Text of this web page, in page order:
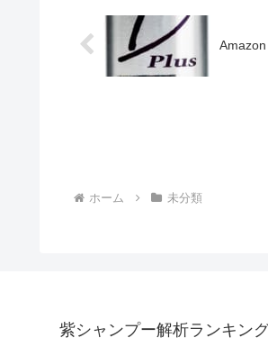
ホーム 未分類
紫シャンプー解析ランキン